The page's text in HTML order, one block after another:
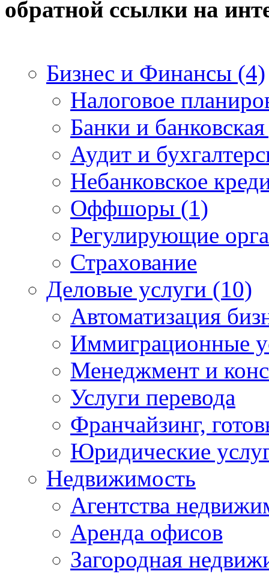
обратной ссылки на
Бизнес и Финансы (4)
Налоговое
Банки и
Аудит и
Небанковское
Оффшоры (1)
Регулирующие
Страхование
Деловые услуги (10)
Автоматизация
Иммиграционные
Менеджмент и
Услуги перевода
Франчайзинг,
Юридические
Недвижимость
Агентства
Аренда офисов
Загородная